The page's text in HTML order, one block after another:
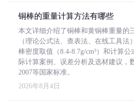
铜棒的重量计算方法有哪些
本文详细介绍了铜棒和黄铜棒重量的
（理论公式法、查表法、在线工具法
棒密度取值（8.4-8.7g/cm³）和计算
际计算案例、误差分析及选材建议，
2007等国家标准。
2026年8月4日